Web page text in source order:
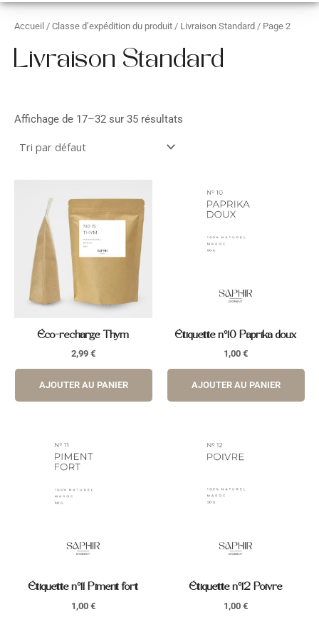
Accueil / Classe d’expédition du produit / Livraison Standard / Page 2
Livraison Standard
Affichage de 17–32 sur 35 résultats
Éco-recharge Thym
2,99 €
AJOUTER AU PANIER
Étiquette n°10 Paprika doux
1,00 €
AJOUTER AU PANIER
Étiquette n°11 Piment fort
1,00 €
Étiquette n°12 Poivre
1,00 €